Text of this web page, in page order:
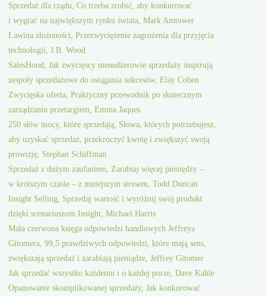
Sprzedaż dla rządu, Co trzeba zrobić, aby konkurować
i wygrać na największym rynku świata, Mark Amtower
Lawina złożoności, Przezwyciężenie zagrożenia dla przyjęcia
technologii, J.B. Wood
SalesHood, Jak zwycięscy menedżerowie sprzedaży inspirują
zespoły sprzedażowe do osiągania sukcesów, Elay Cohen
Zwycięska oferta, Praktyczny przewodnik po skutecznym
zarządzaniu przetargiem, Emma Jaques
250 słów mocy, które sprzedają, Słowa, których potrzebujesz,
aby uzyskać sprzedaż, przekroczyć kwotę i zwiększyć swoją
prowizję, Stephan Schiffman
Sprzedaż z dużym zaufaniem, Zarabiaj więcej pieniędzy –
w krótszym czasie – z mniejszym stresem, Todd Duncan
Insight Selling, Sprzedaj wartość i wyróżnij swój produkt
dzięki scenariuszom Insight, Michael Harris
Mała czerwona księga odpowiedzi handlowych Jeffreya
Gitomera, 99,5 prawdziwych odpowiedzi, które mają sens,
zwiększają sprzedaż i zarabiają pieniądze, Jeffrey Gitomer
Jak sprzedać wszystko każdemu i o każdej porze, Dave Kahle
Opanowanie skomplikowanej sprzedaży, Jak konkurować